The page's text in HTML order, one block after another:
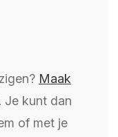
Maak
. Je kunt dan
of met je